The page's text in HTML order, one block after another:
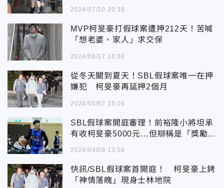
2024/07/10 20:38
MVP柯旻豪打假球案遭押212天！苦喊
「想老婆、家人」求交保
2024/06/17 16:30
從冬天關到夏天！SBL假球案唯一在押
嫌犯 柯旻豪再延押2個月
2024/05/02 15:16
SBL假球案開庭審理！前裕隆小將坦承
有收柯旻豪5000元…但辯稱是「獎勵
2024/04/09 13:58
快訊/SBL假球案首開庭！ 柯旻豪上銬
「神情落魄」現身士林地院